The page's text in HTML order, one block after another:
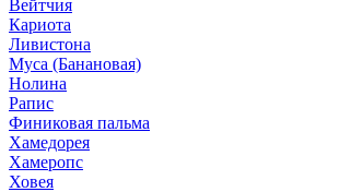
Вейтчия
Кариота
Ливистона
Муса (Банановая)
Нолина
Рапис
Финиковая пальма
Хамедорея
Хамеропс
Ховея